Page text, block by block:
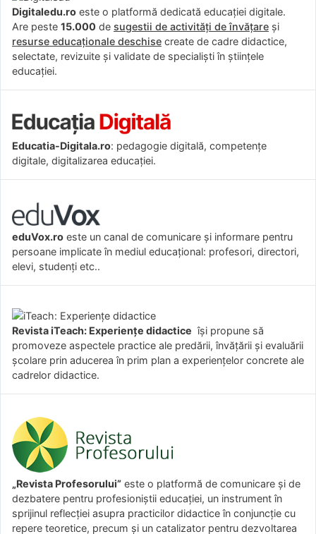
Digitaledu.ro este o platformă dedicată educației digitale.
Are peste 15.000 de sugestii de activități de învățare și
resurse educaționale deschise create de cadre didactice,
selectate, revizuite și validate de specialiști în științele
educației.
Educatia-Digitala.ro: pedagogie digitală, competențe
digitale, digitalizarea educației.
eduVox.ro este un canal de comunicare și informare pentru
persoane implicate în mediul educațional: profesori, directori,
elevi, studenți etc..
Revista iTeach: Experienţe didactice îşi propune să
promoveze aspectele practice ale predării, învăţării şi evaluării
şcolare prin aducerea în prim plan a experienţelor concrete ale
cadrelor didactice.
„Revista Profesorului” este o platformă de comunicare și de
dezbatere pentru profesioniștii educației, un instrument în
sprijinul reflecției asupra practicilor didactice în conjuncție cu
repere teoretice, precum și un catalizator pentru dezvoltarea